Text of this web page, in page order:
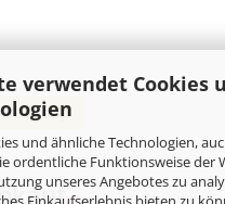
verwendet Cookies
und ähnliche Technologien,
ordentliche Funktionsweise der
unseres Angebotes zu